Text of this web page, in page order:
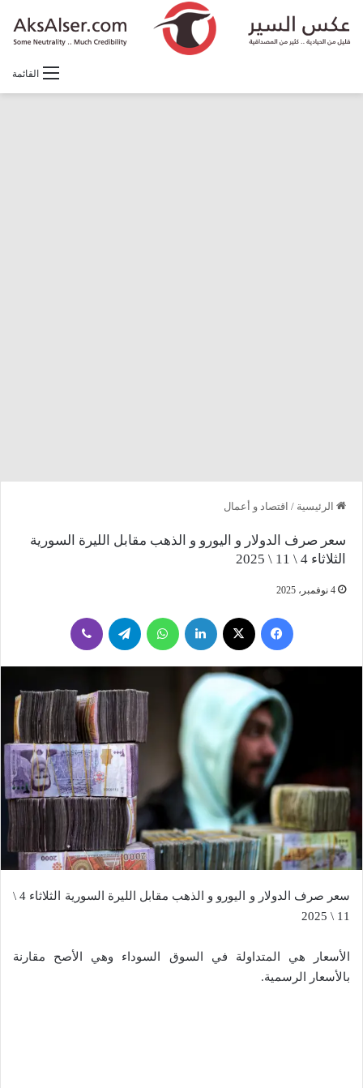
القائمة
الرئيسية / اقتصاد و أعمال
سعر صرف الدولار و اليورو و الذهب مقابل الليرة السورية
الثلاثاء 4 \ 11 \ 2025
4 نوفمبر، 2025
فيسبوك لينكدإن واتساب تيلقرام
سعر صرف الدولار و اليورو و الذهب مقابل الليرة السورية الثلاثاء 4 \
11 \ 2025
الأسعار هي المتداولة في السوق السوداء وهي الأصح مقارنة
بالأسعار الرسمية.